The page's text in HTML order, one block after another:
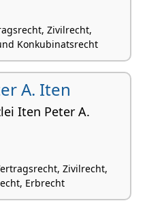
Zivilrecht,
Konkubinatsrecht
A. Iten
Iten Peter A.
Zivilrecht,
Erbrecht